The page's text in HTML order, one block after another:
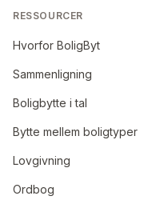
RESSOURCER
Hvorfor BoligByt
Sammenligning
Boligbytte i tal
Bytte mellem boligtyper
Lovgivning
Ordbog